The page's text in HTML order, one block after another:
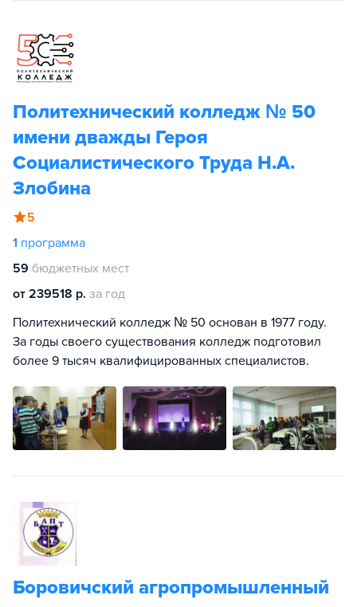
Политехнический колледж № 50
имени дважды Героя
Социалистического Труда Н.А.
Злобина
5
1 программа
59 бюджетных мест
от 239518 р. за год
Политехнический колледж № 50 основан в 1977 году.
За годы своего существования колледж подготовил
более 9 тысяч квалифицированных специалистов.
Боровичский агропромышленный